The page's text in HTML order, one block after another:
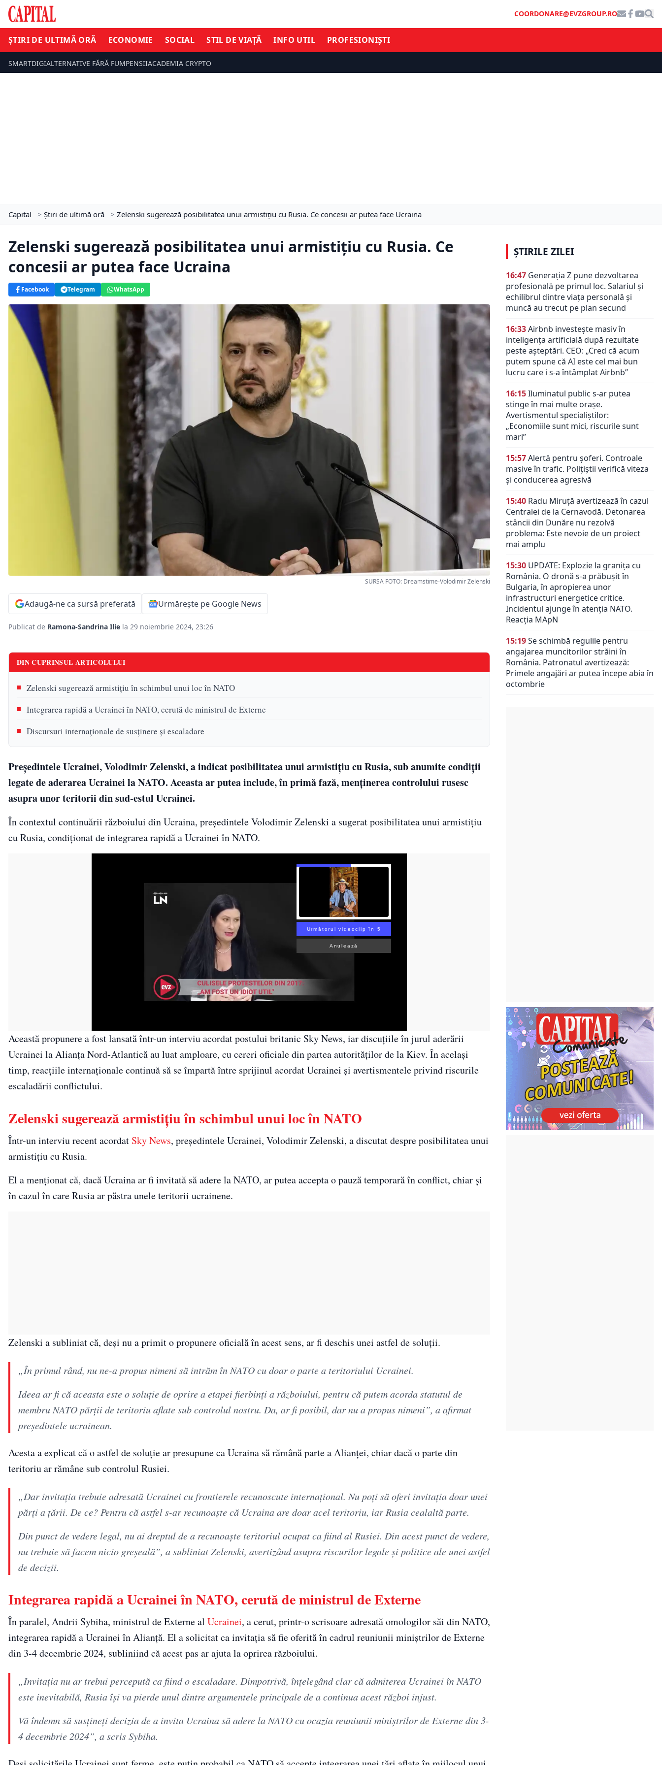
COORDONARE@EVZGROUP.RO
ȘTIRI DE ULTIMĂ ORĂ ECONOMIE SOCIAL STIL DE VIAȚĂ INFO UTIL PROFESIONIȘTI
SMARTDIGIALTERNATIVE FĂRĂ FUMPENSIIACADEMIA CRYPTO
Capital > Știri de ultimă oră > Zelenski sugerează posibilitatea unui armistițiu cu Rusia. Ce concesii ar putea face Ucraina
Zelenski sugerează posibilitatea unui armistițiu cu Rusia. Ce
concesii ar putea face Ucraina
Facebook Telegram WhatsApp
SURSA FOTO: Dreamstime-Volodimir Zelenski
Adaugă-ne ca sursă preferată Urmărește pe Google News
Publicat de Ramona-Sandrina Ilie la 29 noiembrie 2024, 23:26
DIN CUPRINSUL ARTICOLULUI
Zelenski sugerează armistițiu în schimbul unui loc în NATO
Integrarea rapidă a Ucrainei în NATO, cerută de ministrul de Externe
Discursuri internaționale de susținere și escaladare
Președintele Ucrainei, Volodimir Zelenski, a indicat posibilitatea unui armistițiu cu Rusia, sub anumite condiții
legate de aderarea Ucrainei la NATO. Aceasta ar putea include, în primă fază, menținerea controlului rusesc
asupra unor teritorii din sud-estul Ucrainei.
În contextul continuării războiului din Ucraina, președintele Volodimir Zelenski a sugerat posibilitatea unui armistițiu
cu Rusia, condiționat de integrarea rapidă a Ucrainei în NATO.
Următorul videoclip în 4
Anulează
Această propunere a fost lansată într-un interviu acordat postului britanic Sky News, iar discuțiile în jurul aderării
Ucrainei la Alianța Nord-Atlantică au luat amploare, cu cereri oficiale din partea autorităților de la Kiev. În același
timp, reacțiile internaționale continuă să se împartă între sprijinul acordat Ucrainei și avertismentele privind riscurile
escaladării conflictului.
Zelenski sugerează armistițiu în schimbul unui loc în NATO
Într-un interviu recent acordat Sky News, președintele Ucrainei, Volodimir Zelenski, a discutat despre posibilitatea unui
armistițiu cu Rusia.
El a menționat că, dacă Ucraina ar fi invitată să adere la NATO, ar putea accepta o pauză temporară în conflict, chiar și
în cazul în care Rusia ar păstra unele teritorii ucrainene.
Zelenski a subliniat că, deși nu a primit o propunere oficială în acest sens, ar fi deschis unei astfel de soluții.
„În primul rând, nu ne-a propus nimeni să intrăm în NATO cu doar o parte a teritoriului Ucrainei.
Ideea ar fi că aceasta este o soluție de oprire a etapei fierbinți a războiului, pentru că putem acorda statutul de
membru NATO părții de teritoriu aflate sub controlul nostru. Da, ar fi posibil, dar nu a propus nimeni”, a afirmat
președintele ucrainean.
Acesta a explicat că o astfel de soluție ar presupune ca Ucraina să rămână parte a Alianței, chiar dacă o parte din
teritoriu ar rămâne sub controlul Rusiei.
„Dar invitația trebuie adresată Ucrainei cu frontierele recunoscute internațional. Nu poți să oferi invitația doar unei
părți a țării. De ce? Pentru că astfel s-ar recunoaște că Ucraina are doar acel teritoriu, iar Rusia cealaltă parte.
Din punct de vedere legal, nu ai dreptul de a recunoaște teritoriul ocupat ca fiind al Rusiei. Din acest punct de vedere,
nu trebuie să facem nicio greșeală”, a subliniat Zelenski, avertizând asupra riscurilor legale și politice ale unei astfel
de decizii.
Integrarea rapidă a Ucrainei în NATO, cerută de ministrul de Externe
În paralel, Andrii Sybiha, ministrul de Externe al Ucrainei, a cerut, printr-o scrisoare adresată omologilor săi din NATO,
integrarea rapidă a Ucrainei în Alianță. El a solicitat ca invitația să fie oferită în cadrul reuniunii miniștrilor de Externe
din 3-4 decembrie 2024, subliniind că acest pas ar ajuta la oprirea războiului.
„Invitația nu ar trebui percepută ca fiind o escaladare. Dimpotrivă, înțelegând clar că admiterea Ucrainei în NATO
este inevitabilă, Rusia își va pierde unul dintre argumentele principale de a continua acest război injust.
Vă îndemn să susțineți decizia de a invita Ucraina să adere la NATO cu ocazia reuniunii miniștrilor de Externe din 3-
4 decembrie 2024”, a scris Sybiha.
ȘTIRILE ZILEI
16:47 Generația Z pune dezvoltarea
profesională pe primul loc. Salariul și
echilibrul dintre viața personală și
muncă au trecut pe plan secund
16:33Airbnb investește masiv în
inteligența artificială după rezultate
peste așteptări. CEO: „Cred că acum
putem spune că AI este cel mai bun
lucru care i s-a întâmplat Airbnb”
16:15Iluminatul public s-ar putea
stinge în mai multe orașe.
Avertismentul specialiștilor:
„Economiile sunt mici, riscurile sunt
mari”
15:57Alertă pentru șoferi. Controale
masive în trafic. Polițiștii verifică viteza
și conducerea agresivă
15:40 Radu Miruță avertizează în cazul
Centralei de la Cernavodă. Detonarea
stâncii din Dunăre nu rezolvă
problema: Este nevoie de un proiect
mai amplu
15:30 UPDATE: Explozie la granița cu
România. O dronă s-a prăbușit în
Bulgaria, în apropierea unor
infrastructuri energetice critice.
Incidentul ajunge în atenția NATO.
Reacția MApN
15:19Se schimbă regulile pentru
angajarea muncitorilor străini în
România. Patronatul avertizează:
Primele angajări ar putea începe abia în
octombrie